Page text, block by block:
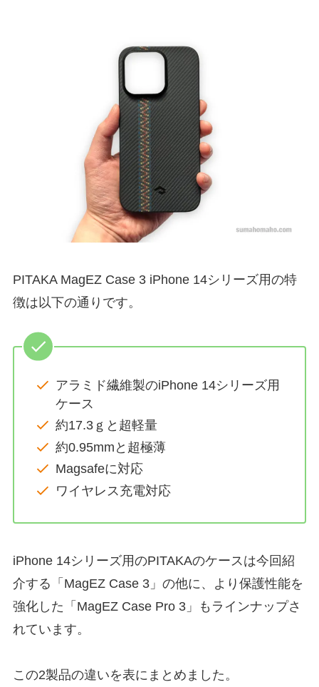
PITAKA MagEZ Case 3 iPhone 14シリーズ用の特
徴は以下の通りです。
アラミド繊維製のiPhone 14シリーズ用
ケース
約17.3ｇと超軽量
約0.95mmと超極薄
Magsafeに対応
ワイヤレス充電対応
iPhone 14シリーズ用のPITAKAのケースは今回紹
介する「MagEZ Case 3」の他に、より保護性能を
強化した「MagEZ Case Pro 3」もラインナップさ
れています。
この2製品の違いを表にまとめました。